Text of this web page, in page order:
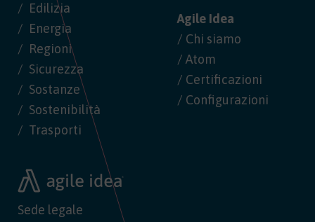
Edilizia
Energia
Regioni
Sicurezza
Sostanze
Sostenibilità
Trasporti
Agile Idea
/ Chi siamo
/ Atom
/ Certificazioni
/ Configurazioni
Sede legale